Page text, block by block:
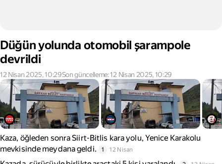
Düğün yolunda otomobil şarampole
devrildi
12 Nisan 2025, 10:29Son güncelleme: 12 Nisan 2025, 10:29
Kaza, öğleden sonra Siirt-Bitlis kara yolu, Yenice Karakolu
mevkisinde meydana geldi.
1 12 Nisan